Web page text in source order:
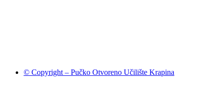
© Copyright – Pučko Otvoreno Učilište Krapina